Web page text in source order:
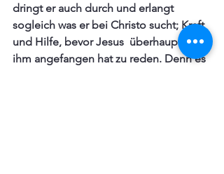
dringt er auch durch und erlangt
sogleich was er bei Christo sucht; Kraft
und Hilfe, bevor Jesus  überhaupt mit
ihm angefangen hat zu reden. Denn es